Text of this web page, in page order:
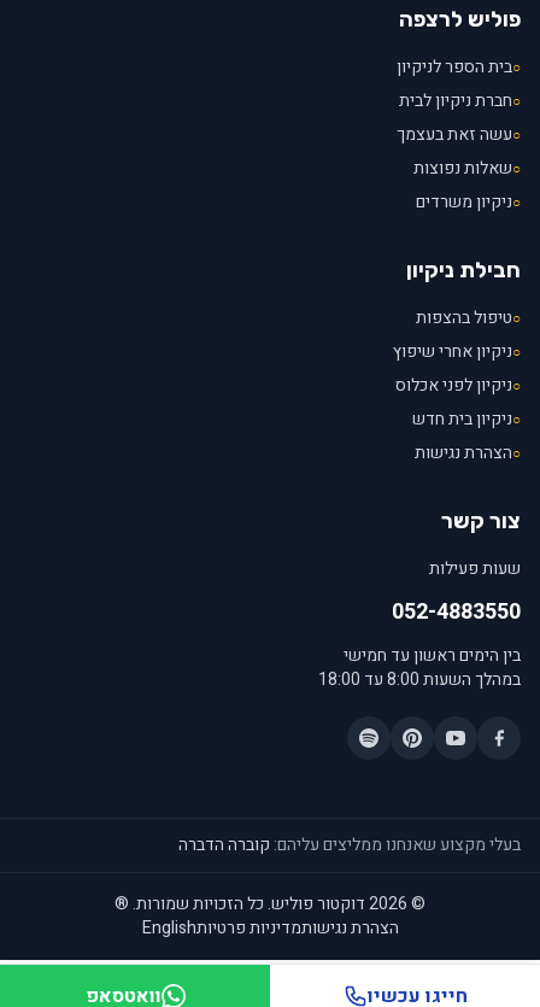
פוליש לרצפה
○בית הספר לניקיון
○חברת ניקיון לבית
○עשה זאת בעצמך
○שאלות נפוצות
○ניקיון משרדים
חבילת ניקיון
○טיפול בהצפות
○ניקיון אחרי שיפוץ
○ניקיון לפני אכלוס
○ניקיון בית חדש
○הצהרת נגישות
צור קשר
שעות פעילות
052-4883550
בין הימים ראשון עד חמישי
במהלך השעות 8:00 עד 18:00
בעלי מקצוע שאנחנו ממליצים עליהם: קוברה הדברה
© 2026 דוקטור פוליש. כל הזכויות שמורות.
®
הצהרת נגישותמדיניות פרטיותEnglish
חייגו עכשיו וואטסאפ